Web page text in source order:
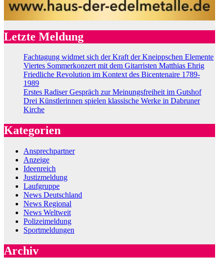
Letzte Meldung
Fachtagung widmet sich der Kraft der Kneippschen Elemente
Viertes Sommerkonzert mit dem Gitarristen Matthias Ehrig
Friedliche Revolution im Kontext des Bicentenaire 1789-
1989
Erstes Radiser Gespräch zur Meinungsfreiheit im Gutshof
Drei Künstlerinnen spielen klassische Werke in Dabruner
Kirche
Kategorien
Ansprechpartner
Anzeige
Ideenreich
Justizmeldung
Laufgruppe
News Deutschland
News Regional
News Weltweit
Polizeimeldung
Sportmeldungen
Archiv